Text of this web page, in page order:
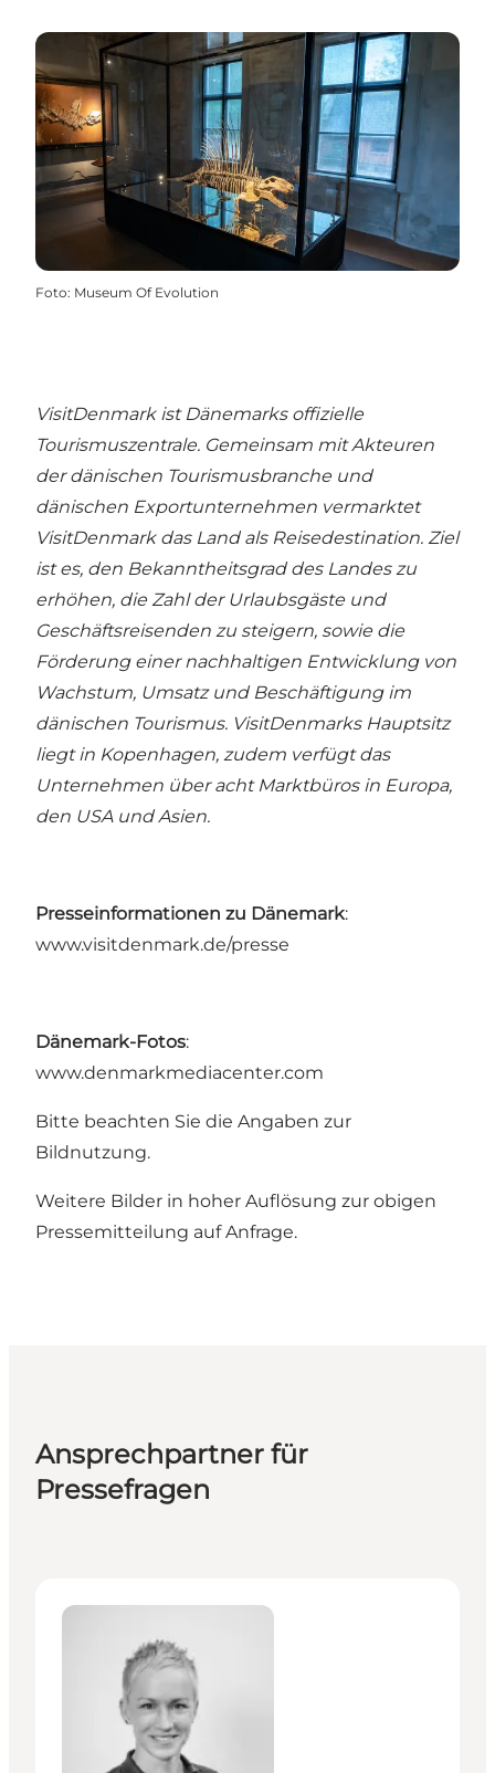
Foto: Museum Of Evolution
VisitDenmark ist Dänemarks offizielle
Tourismuszentrale. Gemeinsam mit Akteuren
der dänischen Tourismusbranche und
dänischen Exportunternehmen vermarktet
VisitDenmark das Land als Reisedestination. Ziel
ist es, den Bekanntheitsgrad des Landes zu
erhöhen, die Zahl der Urlaubsgäste und
Geschäftsreisenden zu steigern, sowie die
Förderung einer nachhaltigen Entwicklung von
Wachstum, Umsatz und Beschäftigung im
dänischen Tourismus. VisitDenmarks Hauptsitz
liegt in Kopenhagen, zudem verfügt das
Unternehmen über acht Marktbüros in Europa,
den USA und Asien.
Presseinformationen zu Dänemark:
www.visitdenmark.de/presse
Dänemark-Fotos:
www.denmarkmediacenter.com
Bitte beachten Sie die Angaben zur
Bildnutzung.
Weitere Bilder in hoher Auflösung zur obigen
Pressemitteilung auf Anfrage.
Ansprechpartner für
Pressefragen